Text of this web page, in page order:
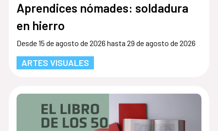
Aprendices nómades: soldadura
en hierro
Desde 15 de agosto de 2026 hasta 29 de agosto de 2026
ARTES VISUALES